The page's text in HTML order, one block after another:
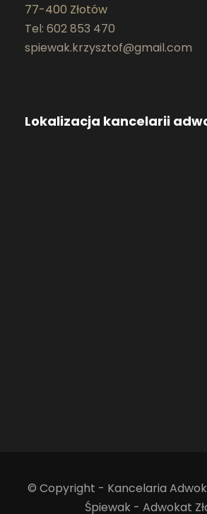
77-400 Złotów
Tel: 602 853 470
spiewak.krzysztof@gmail.com
Lokalizacja kancelarii
© Copyright - Kancelaria
Śpiewak - Adwokat